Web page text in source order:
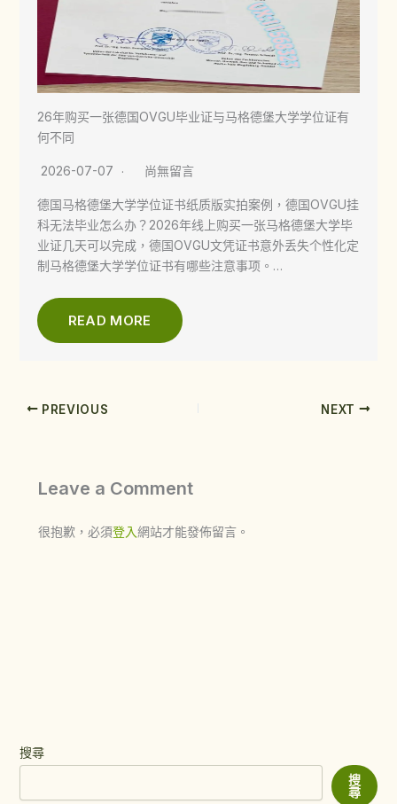
26年购买一张德国OVGU毕业证与马格德堡大学学位证有
何不同
2026-07-07 尚無留言
德国马格德堡大学学位证书纸质版实拍案例，德国OVGU挂
科无法毕业怎么办？2026年线上购买一张马格德堡大学毕
业证几天可以完成，德国OVGU文凭证书意外丢失个性化定
制马格德堡大学学位证书有哪些注意事项。…
READ MORE
PREVIOUS NEXT
Leave a Comment
很抱歉，必須登入網站才能發佈留言。
搜尋
搜
尋